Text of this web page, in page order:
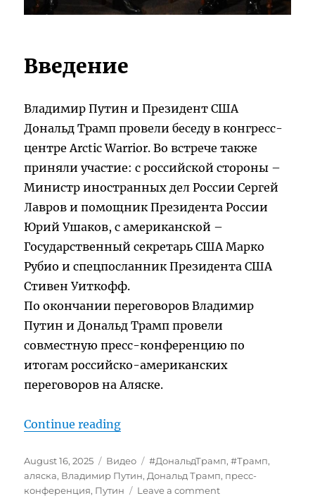
Введение
Владимир Путин и Президент США
Дональд Трамп провели беседу в конгресс-
центре Arctic Warrior. Во встрече также
приняли участие: с российской стороны –
Министр иностранных дел России Сергей
Лавров и помощник Президента России
Юрий Ушаков, с американской –
Государственный секретарь США Марко
Рубио и спецпосланник Президента США
Стивен Уиткофф.
По окончании переговоров Владимир
Путин и Дональд Трамп провели
совместную пресс-конференцию по
итогам российско-американских
переговоров на Аляске.
Continue reading“Президенты США и РФ Трамп и
Posted
on
August 16, 2025 Categories
Видео Tags
#ДональдТрамп,#Трамп,
аляска, Владимир Путин, Дональд Трамп, пресс-
конференция, Путин Leave a commenton